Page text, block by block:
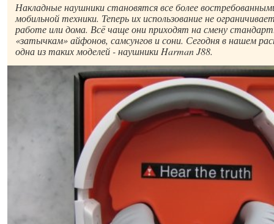
Накладные наушники становятся все более
мобильной техники. Теперь их использование не
работе или дома. Всё чаще они приходят на смену
«затычкам» айфонов, самсунгов и сони. Сегодня в нашем
одна из таких моделей - наушники Harman J88.